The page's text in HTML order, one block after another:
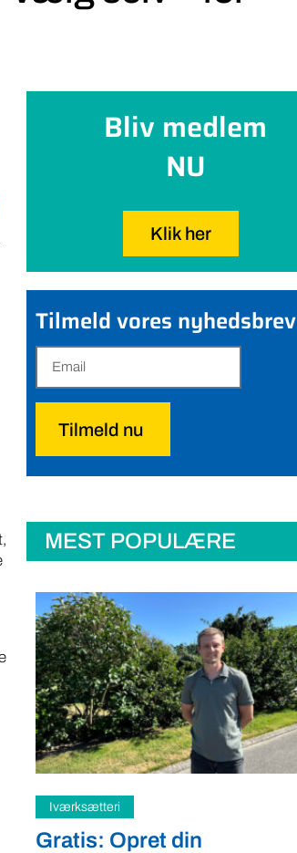
Bliv medlem
NU
Klik her
Tilmeld vores nyhedsbrev
Tilmeld nu
MEST POPULÆRE
Samfund
Fredspligt giver landmænd